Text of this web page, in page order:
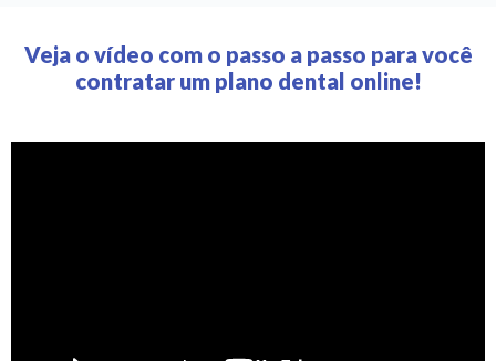
Veja o vídeo com o passo a passo para você
contratar um plano dental online!